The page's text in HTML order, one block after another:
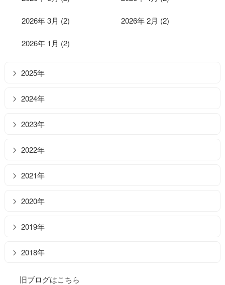
2026年 3月 (2) 2026年 2月 (2)
2026年 1月 (2)
2025年
2024年
2023年
2022年
2021年
2020年
2019年
2018年
旧ブログはこちら